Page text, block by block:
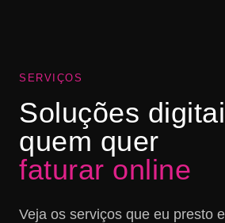
SERVIÇOS
Soluções
quem quer
faturar online
Veja os serviços que eu presto